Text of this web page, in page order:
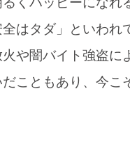
はタダ」といわれ
や闇バイト強盗に
こともあり、今こ